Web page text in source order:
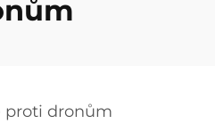
proti dronům